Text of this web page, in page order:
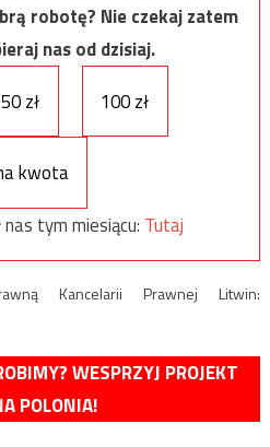
robotę? Nie czekaj zatem
nas od dzisiaj.
50 zł 100 zł
kwota
tym miesiącu: Tutaj
Kancelarii Prawnej Litwin:
WESPRZYJ PROJEKT
POLONIA!